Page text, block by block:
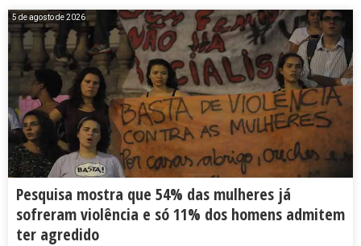
5 de agosto de 2026
Pesquisa mostra que 54% das mulheres já
sofreram violência e só 11% dos homens admitem
ter agredido